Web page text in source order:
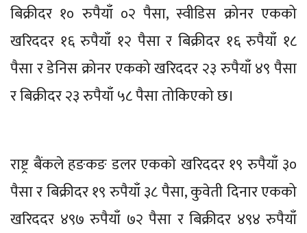
बिक्रीदर १० रुपैयाँ ०२ पैसा, स्वीडिस क्रोनर एकको
खरिददर १६ रुपैयाँ १२ पैसा र बिक्रीदर १६ रुपैयाँ १८
पैसा र डेनिस क्रोनर एकको खरिददर २३ रुपैयाँ ४९ पैसा
र बिक्रीदर २३ रुपैयाँ ५८ पैसा तोकिएको छ।
राष्ट्र बैंकले हङकङ डलर एकको खरिददर १९ रुपैयाँ ३०
पैसा र बिक्रीदर १९ रुपैयाँ ३८ पैसा, कुवेती दिनार एकको
खरिददर ४९७ रुपैयाँ ७२ पैसा र बिक्रीदर ४९४ रुपैयाँ